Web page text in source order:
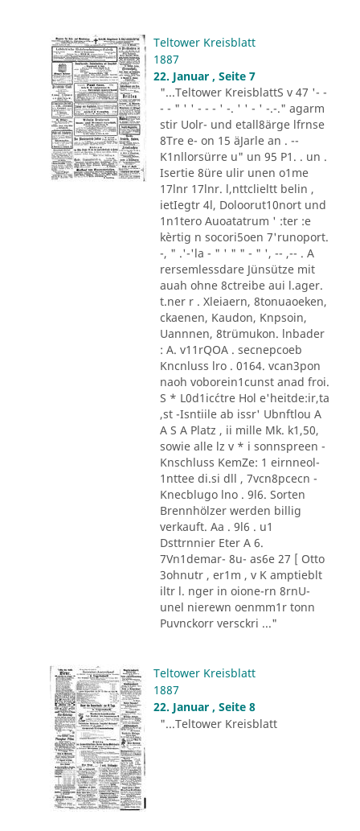
Teltower Kreisblatt
1887
22. Januar , Seite 7
"...Teltower KreisblattS v 47 '- -
- - " ' ' - - - ' -. ' ' - ' -.-." agarm
stir Uolr- und etall8ärge lfrnse
8Tre e- on 15 äJarle an . --
K1nllorsürre u" un 95 P1. . un .
Isertie 8üre ulir unen o1me
17lnr 17lnr. l,nttclieltt belin ,
ietIegtr 4l, Doloorut10nort und
1n1tero Auoatatrum ' :ter :e
kèrtig n socori5oen 7'runoport.
-, " .'-'la - " ' " " - " ', -- ,-- . A
rersemlessdare Jünsütze mit
auah ohne 8ctreibe aui l.ager.
t.ner r . Xleiaern, 8tonuaoeken,
ckaenen, Kaudon, Knpsoin,
Uannnen, 8trümukon. lnbader
: A. v11rQOA . secnepcoeb
Kncnluss lro . 0164. vcan3pon
naoh voborein1cunst anad froi.
S * L0d1ic´ctre Hol e'heitde:ir,ta
,st -Isntiile ab issr' Ubnftlou A
A S A Platz , ii mille Mk. k1,50,
sowie alle lz v * i sonnspreen -
Knschluss KemZe: 1 eirnneol-
1nttee di.si dll , 7vcn8pcecn -
Knecblugo lno . 9l6. Sorten
Brennhölzer werden billig
verkauft. Aa . 9l6 . u1
Dsttrnnier Eter A 6.
7Vn1demar- 8u- as6e 27 [ Otto
3ohnutr , er1m , v K amptieblt
iltr l. nger in oione-rn 8rnU-
unel nierewn oenmm1r tonn
Puvnckorr versckri ..."
Teltower Kreisblatt
1887
22. Januar , Seite 8
"...Teltower Kreisblatt